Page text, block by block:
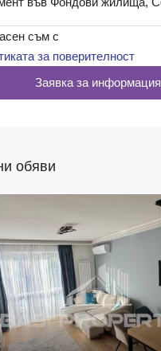
съм с
за поверителност
Заявка за информация
обяви